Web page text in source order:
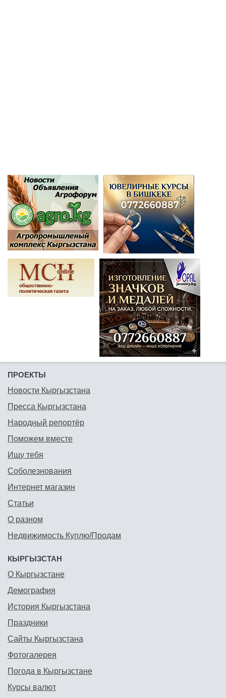
ПРОЕКТЫ
Новости Кыргызстана
Пресса Кыргызстана
Народный репортёр
Поможем вместе
Ищу тебя
Соболезнования
Интернет магазин
Статьи
О разном
Недвижимость Куплю/Продам
КЫРГЫЗСТАН
О Кыргызстане
Демография
История Кыргызстана
Праздники
Сайты Кыргызстана
Фотогалерея
Погода в Кыргызстане
Курсы валют